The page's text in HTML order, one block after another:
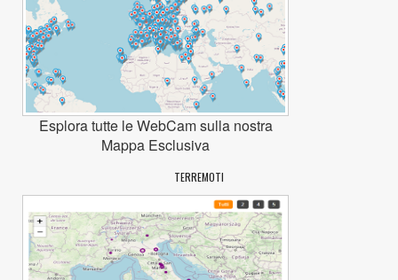
Esplora tutte le WebCam sulla nostra
Mappa Esclusiva
TERREMOTI